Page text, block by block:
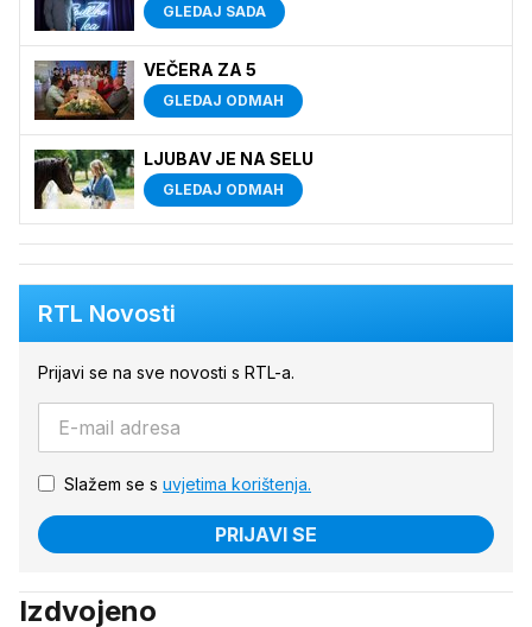
GLEDAJ SADA
VEČERA ZA 5
GLEDAJ ODMAH
LJUBAV JE NA SELU
GLEDAJ ODMAH
RTL Novosti
Prijavi se na sve novosti s RTL-a.
Slažem se s uvjetima korištenja.
PRIJAVI SE
Izdvojeno